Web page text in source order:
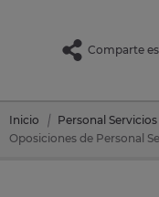
Comparte
Inicio Personal Servicios